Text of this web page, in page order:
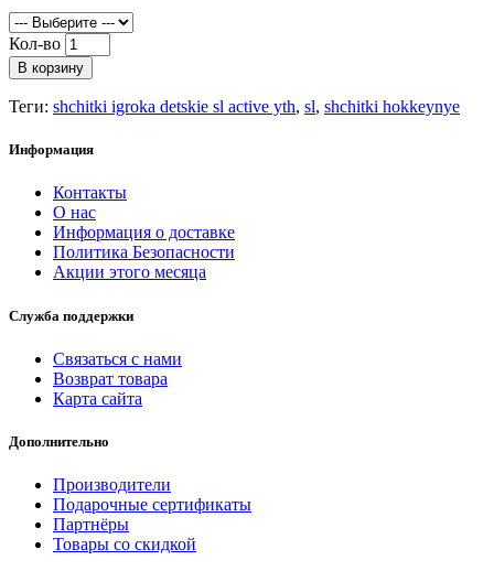
Кол-во
В корзину
Теги: shchitki igroka detskie sl active yth, sl, shchitki hokkeynye
Информация
Контакты
О нас
Информация о доставке
Политика Безопасности
Акции этого месяца
Служба поддержки
Связаться с нами
Возврат товара
Карта сайта
Дополнительно
Производители
Подарочные сертификаты
Партнёры
Товары со скидкой